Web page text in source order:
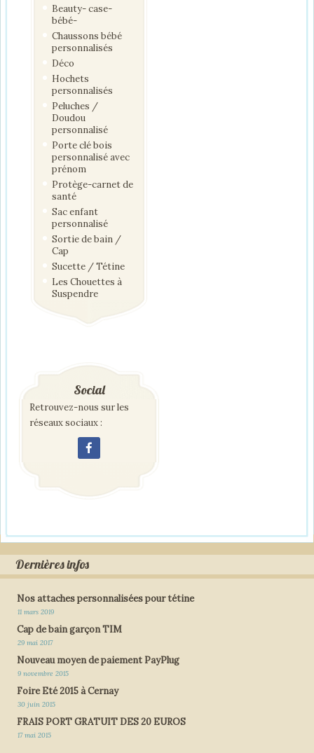
Beauty- case-
bébé-
Chaussons bébé
personnalisés
Déco
Hochets
personnalisés
Peluches /
Doudou
personnalisé
Porte clé bois
personnalisé avec
prénom
Protège-carnet de
santé
Sac enfant
personnalisé
Sortie de bain /
Cap
Sucette / Tétine
Les Chouettes à
Suspendre
Social
Retrouvez-nous sur les
réseaux sociaux :
Dernières infos
Nos attaches personnalisées pour tétine
11 mars 2019
Cap de bain garçon TIM
29 mai 2017
Nouveau moyen de paiement PayPlug
9 novembre 2015
Foire Eté 2015 à Cernay
30 juin 2015
FRAIS PORT GRATUIT DES 20 EUROS
17 mai 2015